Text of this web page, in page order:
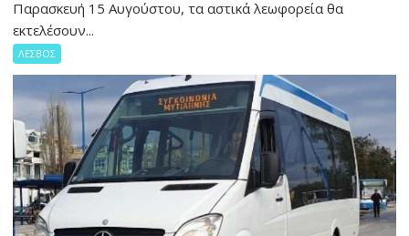
Παρασκευή 15 Αυγούστου, τα αστικά λεωφορεία θα
εκτελέσουν...
ΛΕΣΒΟΣ